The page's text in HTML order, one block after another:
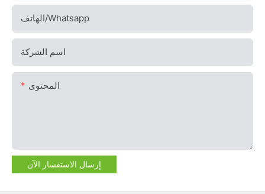
الهاتف/whatsapp
اسم الشركة
المحتوى
إرسال الاستفسار الآن